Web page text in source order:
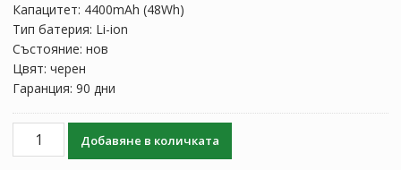
Капацитет: 4400mAh (48Wh)
Тип батерия: Li-ion
Състояние: нов
Цвят: черен
Гаранция: 90 дни
количество
Добавяне в количката